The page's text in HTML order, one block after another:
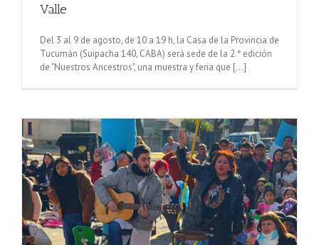
Valle
Del 3 al 9 de agosto, de 10 a 19 h, la Casa de la Provincia de
Tucumán (Suipacha 140, CABA) será sede de la 2.ª edición
de "Nuestros Ancestros", una muestra y feria que [...]